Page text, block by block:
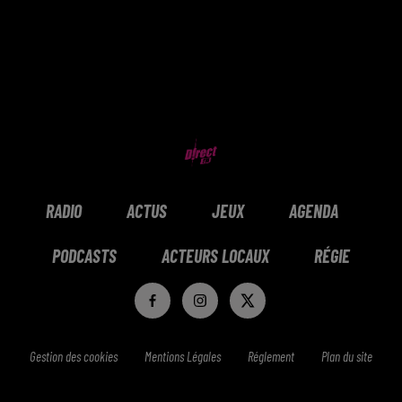
RADIO ACTUS JEUX AGENDA
PODCASTS ACTEURS LOCAUX RÉGIE
Gestion des cookies Mentions Légales Réglement Plan du site